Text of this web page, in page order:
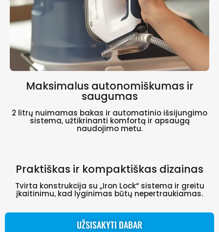
Maksimalus autonomiškumas ir
saugumas
2 litrų nuimamas bakas ir automatinio išsijungimo
sistema, užtikrinanti komfortą ir apsaugą
naudojimo metu.
Praktiškas ir kompaktiškas dizainas
Tvirta konstrukcija su „Iron Lock“ sistema ir greitu
įkaitinimu, kad lyginimas būtų nepertraukiamas.
UŽSISAKYTI DABAR